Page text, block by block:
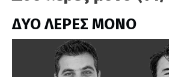
ΔΥΟ ΛΕΡΕΣ ΜΟΝΟ